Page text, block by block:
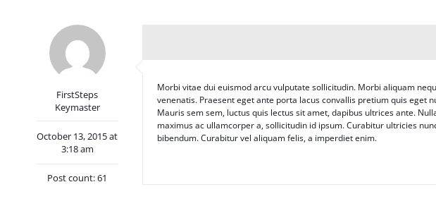
FirstSteps
Keymaster
October 13, 2015 at
3:18 am
Post count: 61
Morbi vitae dui euismod arcu vulputate sollicitudin. Morbi aliquam
venenatis. Praesent eget ante porta lacus convallis pretium quis eget
Mauris sem sem, luctus quis lectus sit amet, dapibus ultrices ante.
maximus ac ullamcorper a, sollicitudin id ipsum. Curabitur ultricies
bibendum. Curabitur vel aliquam felis, a imperdiet enim.